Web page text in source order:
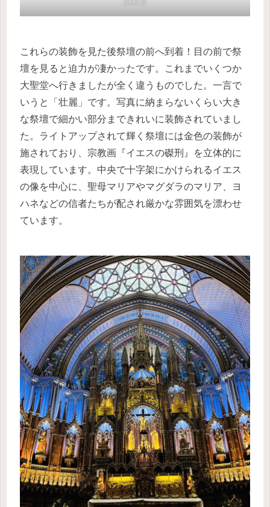
これらの装飾を見た後祭壇の前へ到着！目の前で祭
壇を見ると迫力が凄かったです。これまでいくつか
大聖堂へ行きましたが全く違うものでした。一言で
いうと「壮麗」です。写真に納まらないくらい大き
な祭壇で細かい部分まできれいに装飾されていまし
た。ライトアップされて輝く祭壇には金色の装飾が
施されており、宗教画『イエスの磔刑』を立体的に
表現しています。中央で十字架にかけられるイエス
の像を中心に、聖母マリアやマグダラのマリア、ヨ
ハネなどの信者たちが配され厳かな雰囲気を漂わせ
ています。